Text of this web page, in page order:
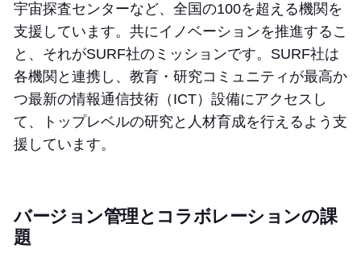
宇宙探査センターなど、全国の100を超える機関を
支援しています。共にイノベーションを推進するこ
と、それがSURF社のミッションです。SURF社は
各機関と連携し、教育・研究コミュニティが最高か
つ最新の情報通信技術（ICT）設備にアクセスし
て、トップレベルの研究と人材育成を行えるよう支
援しています。
バージョン管理とコラボレーションの課
題